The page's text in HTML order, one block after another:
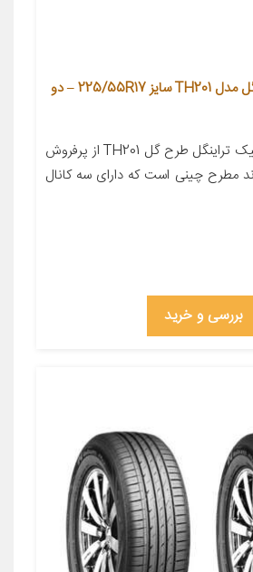
لاستیک خودرو تراینگل مدل TH201 سایز 225/55R17 – دو
معرفی محصول لاستیک تراینگل طرح گل TH201 از پرفروش
مطرح چینی است که دارای سه کانال
بررسی و خرید